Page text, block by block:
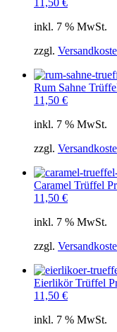
11,50 €
inkl. 7 % MwSt.
zzgl.
Rum Sahne
11,50 €
inkl. 7 % MwSt.
zzgl.
Caramel Trüffel
11,50 €
inkl. 7 % MwSt.
zzgl.
Eierlikör Trüffel
11,50 €
inkl. 7 % MwSt.